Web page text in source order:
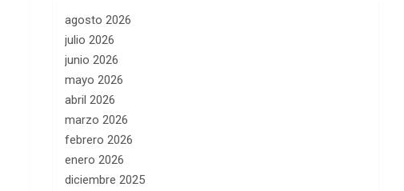
agosto 2026
julio 2026
junio 2026
mayo 2026
abril 2026
marzo 2026
febrero 2026
enero 2026
diciembre 2025